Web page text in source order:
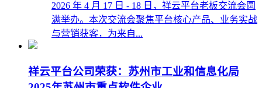
2026 年 4 月 17 日 - 18 日，祥云平台老板交流会圆
满举办。本次交流会聚焦平台核心产品、业务实战
与营销获客，为来自...
祥云平台公司荣获：苏州市工业和信息化局